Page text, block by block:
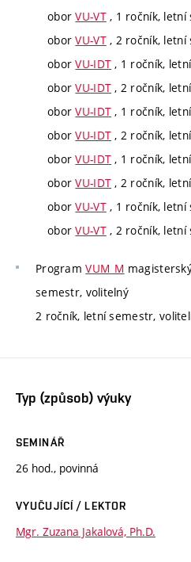
oborVU-VT, 1 ročník, letní
oborVU-VT, 2 ročník, letní
oborVU-IDT , 1 ročník,
oborVU-IDT , 2 ročník,
oborVU-IDT , 1 ročník,
oborVU-IDT , 2 ročník,
oborVU-IDT , 1 ročník,
oborVU-IDT , 2 ročník,
oborVU-VT, 1 ročník, letní
oborVU-VT, 2 ročník, letní
ProgramVUM_M
semestr, volitelný
2 ročník, letní semestr,
Typ (způsob) výuky
SEMINÁŘ
26 hod., povinná
VYUČUJÍCÍ / LEKTOR
Mgr. Zuzana Jakalová, Ph.D.